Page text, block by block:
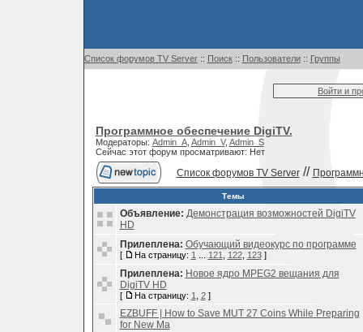
Список форумов TV Server:: Поиск:: Пользователи:: Группы
Войти и
Программное обеспечение DigiTV.
Модераторы: Admin_A, Admin_V, Admin_S
Сейчас этот форум просматривают: Нет
Список форумов TV Server//
Темы
Объявление: Демонстрация возможностей DigiTV
HD
Прилеплена: Обучающий видеокурс по программе
[ На страницу: 1 121 122, 123]
Прилеплена: Новое ядро MPEG2 вещания для
DigiTV HD
[ На страницу: 1 2]
EZBUFF | How to Save MUT 27 Coins While Preparing
for New Ma